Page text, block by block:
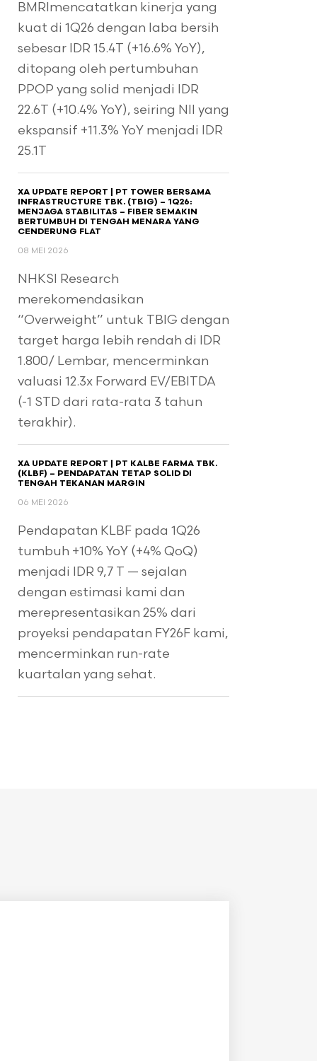
BMRImencatatkan kinerja yang
kuat di 1Q26 dengan laba bersih
sebesar IDR 15.4T (+16.6% YoY),
ditopang oleh pertumbuhan
PPOP yang solid menjadi IDR
22.6T (+10.4% YoY), seiring NII yang
ekspansif +11.3% YoY menjadi IDR
25.1T
XA UPDATE REPORT | PT TOWER BERSAMA
INFRASTRUCTURE TBK. (TBIG) – 1Q26:
MENJAGA STABILITAS – FIBER SEMAKIN
BERTUMBUH DI TENGAH MENARA YANG
CENDERUNG FLAT
08 MEI 2026
NHKSI Research
merekomendasikan
“Overweight” untuk TBIG dengan
target harga lebih rendah di IDR
1.800/ Lembar, mencerminkan
valuasi 12.3x Forward EV/EBITDA
(-1 STD dari rata-rata 3 tahun
terakhir).
XA UPDATE REPORT | PT KALBE FARMA TBK.
(KLBF) – PENDAPATAN TETAP SOLID DI
TENGAH TEKANAN MARGIN
06 MEI 2026
Pendapatan KLBF pada 1Q26
tumbuh +10% YoY (+4% QoQ)
menjadi IDR 9,7 T — sejalan
dengan estimasi kami dan
merepresentasikan 25% dari
proyeksi pendapatan FY26F kami,
mencerminkan run-rate
kuartalan yang sehat.